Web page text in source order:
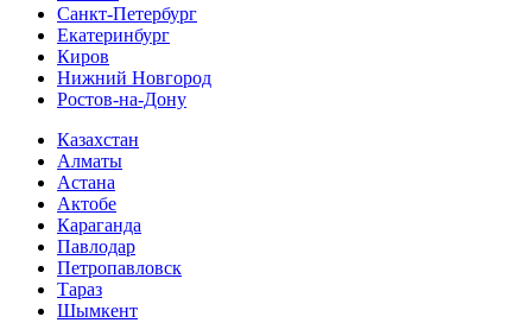
Санкт-Петербург
Екатеринбург
Киров
Нижний Новгород
Ростов-на-Дону
Казахстан
Алматы
Астана
Актобе
Караганда
Павлодар
Петропавловск
Тараз
Шымкент